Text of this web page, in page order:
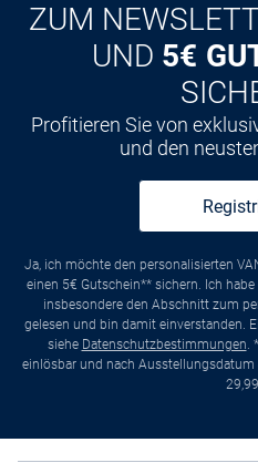
ZUM
UND 5€
Profitieren Sie von
und den
Ja, ich möchte den personalisierten
einen 5€ Gutschein** sichern. Ich habe
insbesondere den Abschnitt zum
gelesen und bin damit einverstanden.
siehe Datenschutzbestimmungen.
einlösbar und nach